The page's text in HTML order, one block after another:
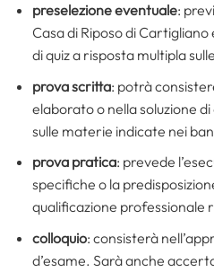
preselezione eventuale:
Casa di Riposo di
di quiz a risposta multipla
prova scritta: potrà
elaborato o nella soluzione
sulle materie indicate nei
prova pratica: prevede
specifiche o la
qualificazione professionale
colloquio: consisterà
d’esame. Sarà anche